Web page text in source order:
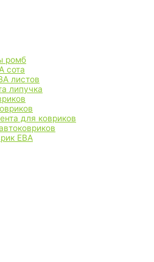
ромб
сота
листов
липучка
для ковриков
ЕВА